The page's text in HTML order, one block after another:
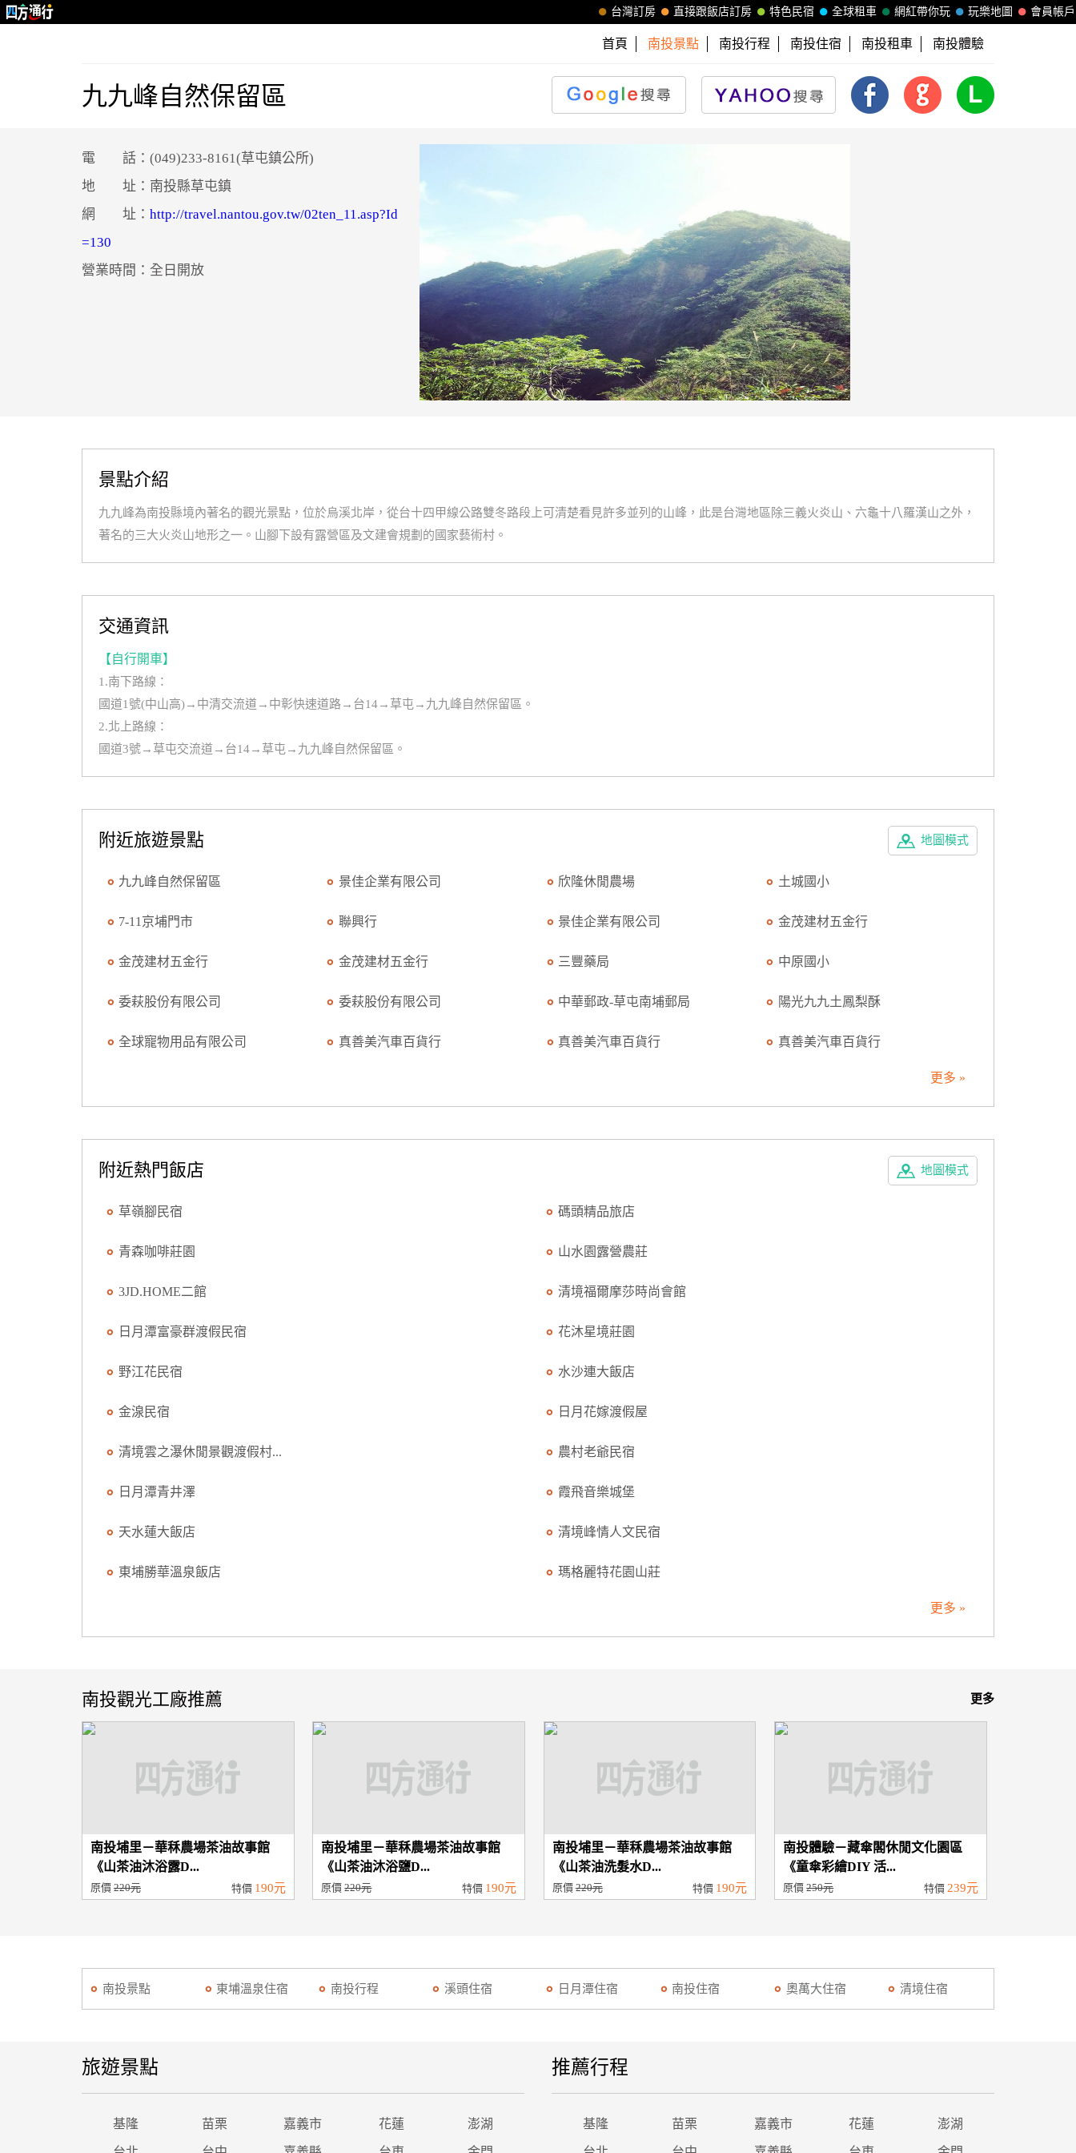
會員帳戶
玩樂地圖
網紅帶你玩
全球租車
特色民宿
直接跟飯店訂房
台灣訂房
首頁 南投景點 南投行程 南投住宿 南投租車 南投體驗
九九峰自然保留區
電 話：(049)233-8161(草屯鎮公所)
地 址：南投縣草屯鎮
網 址： http://travel.nantou.gov.tw/02ten_11.asp?Id
=130
營業時間：全日開放
景點介紹
九九峰為南投縣境內著名的觀光景點，位於烏溪北岸，從台十四甲線公路雙冬路段上可清楚看見許多並列的山峰，此是台灣地區除三義火炎山、六龜十八羅漢山之外，
著名的三大火炎山地形之一。山腳下設有露營區及文建會規劃的國家藝術村。
交通資訊
【自行開車】
1.南下路線：
國道1號(中山高)→中清交流道→中彰快速道路→台14→草屯→九九峰自然保留區。
2.北上路線：
國道3號→草屯交流道→台14→草屯→九九峰自然保留區。
地圖模式
附近旅遊景點
九九峰自然保留區 景佳企業有限公司 欣隆休閒農場 土城國小
7-11京埔門市 聯興行 景佳企業有限公司 金茂建材五金行
金茂建材五金行 金茂建材五金行 三豐藥局 中原國小
委萩股份有限公司 委萩股份有限公司 中華郵政-草屯南埔郵局 陽光九九土鳳梨酥
全球寵物用品有限公司 真善美汽車百貨行 真善美汽車百貨行 真善美汽車百貨行
更多 »
地圖模式
附近熱門飯店
草嶺腳民宿 碼頭精品旅店
青森咖啡莊園 山水園露營農莊
3JD.HOME二館 清境福爾摩莎時尚會館
日月潭富豪群渡假民宿 花沐星境莊園
野江花民宿 水沙連大飯店
金湶民宿 日月花嫁渡假屋
清境雲之瀑休閒景觀渡假村... 農村老爺民宿
日月潭青井澤 霞飛音樂城堡
天水蓮大飯店 清境峰情人文民宿
東埔勝華溫泉飯店 瑪格麗特花園山莊
更多 »
更多
南投觀光工廠推薦
南投埔里－華秝農場茶油故事館
《山茶油沐浴露D...
原價 220元 特價 190元
南投埔里－華秝農場茶油故事館
《山茶油沐浴鹽D...
原價220元 特價 190元
南投埔里－華秝農場茶油故事館
《山茶油洗髮水D...
原價220元 特價 190元
南投體驗－藏傘閣休閒文化園區
《童傘彩繪DIY 活...
原價250元 特價 239元
南投景點 東埔溫泉住宿 南投行程 溪頭住宿 日月潭住宿 南投住宿 奧萬大住宿 清境住宿
旅遊景點
基隆 苗栗 嘉義市 花蓮 澎湖
推薦行程
基隆 苗栗 嘉義市 花蓮 澎湖